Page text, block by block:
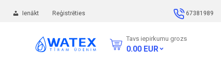
Ienākt Reģistrēties 67381989
Tavs iepirkumu grozs
0.00 EUR